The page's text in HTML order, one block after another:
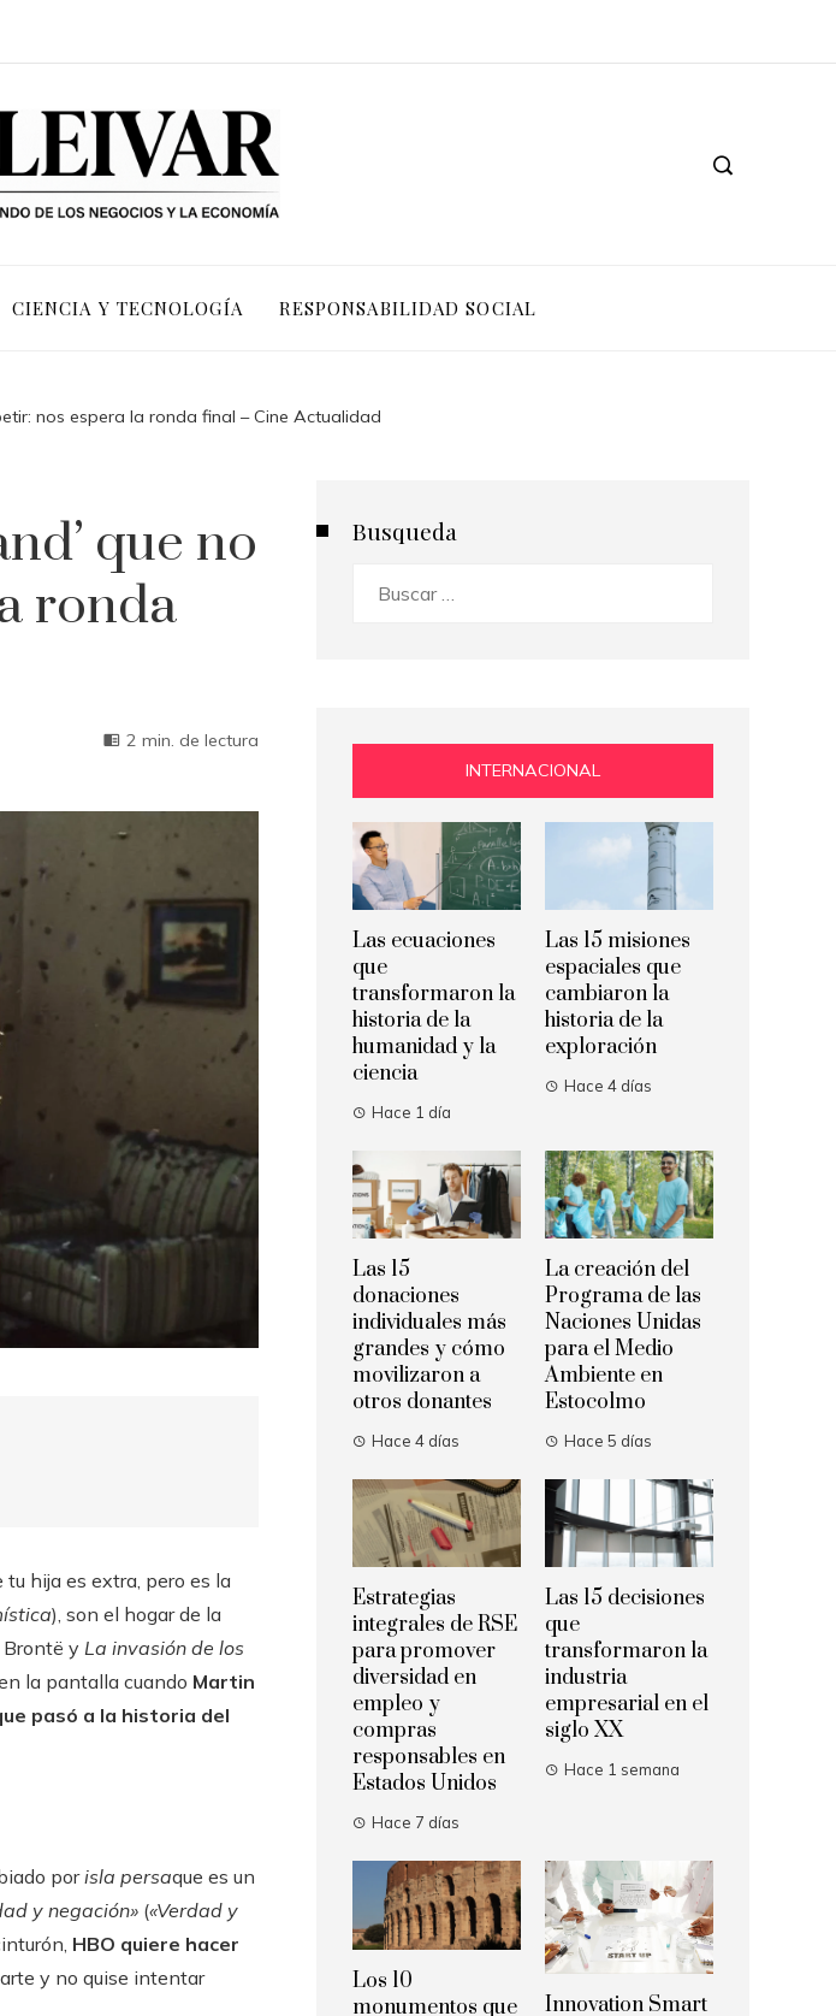
CIENCIA Y TECNOLOGÍA RESPONSABILIDAD SOCIAL
nos espera la ronda final – Cine Actualidad
que no
ronda
2 min. de lectura
tu hija es extra, pero es la
), son el hogar de la
y La invasión de los
la pantalla cuando Martin
pasó a la historia del
porisla persaque es un
y negación» («Verdad y
HBO quiere hacer
y no quise intentar
Busqueda
INTERNACIONAL
Las ecuaciones
que
transformaron la
historia de la
humanidad y la
ciencia
Hace 1 día
Las 15 misiones
espaciales que
cambiaron la
historia de la
exploración
Hace 4 días
Las 15
donaciones
individuales más
grandes y cómo
movilizaron a
otros donantes
Hace 4 días
La creación del
Programa de las
Naciones Unidas
para el Medio
Ambiente en
Estocolmo
Hace 5 días
Estrategias
integrales de RSE
para promover
diversidad en
empleo y
compras
responsables en
Estados Unidos
Hace 7 días
Las 15 decisiones
que
transformaron la
industria
empresarial en el
siglo XX
Hace 1 semana
Los 10
monumentos que
Innovation Smart